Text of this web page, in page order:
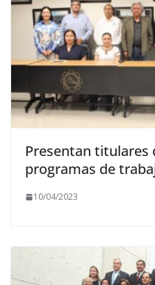
Presentan titulares
programas de
10/04/2023